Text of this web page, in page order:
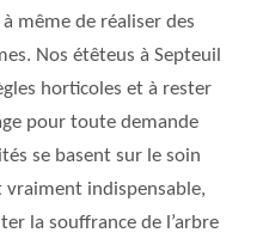
même de réaliser des
Nos étêteus à Septeuil
horticoles et à rester
pour toute demande
se basent sur le soin
vraiment indispensable,
la souffrance de l’arbre